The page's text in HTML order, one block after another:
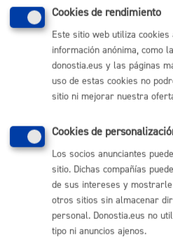
(+34) 943 481 000
Buzón de la ciudadanía
Informar de un error en la web
Enlaces útiles
Perfil del contratante
Sede electrónica
Mapas - GeoDonostia
Sala de prensa
Mapa web
Otras páginas web corporativas
Cookies de rendimiento
Este sitio web utiliza
información anónima, como
donostia.eus y las páginas
uso de estas cookies no
sitio ni mejorar nuestra
Cookies de
Los socios anunciantes
sitio. Dichas compañías
de sus intereses y
otros sitios sin almacenar
personal. Donostia.eus no
tipo ni anuncios ajenos.